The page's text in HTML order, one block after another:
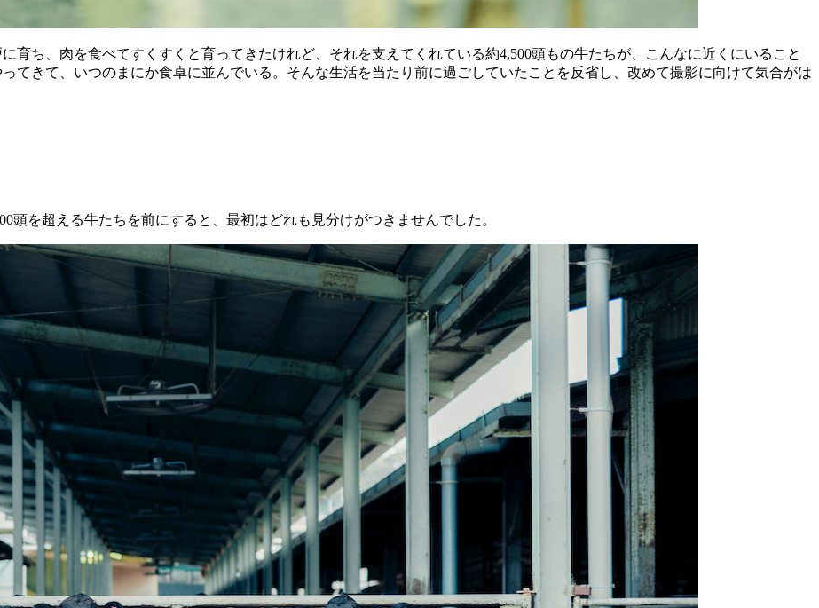
育ち、肉を食べてすくすくと育ってきたけれど、それを支えてくれている約4,500頭もの牛たちが、こんなに近くにいること
てきて、いつのまにか食卓に並んでいる。そんな生活を当たり前に過ごしていたことを反省し、改めて撮影に向けて気合がは
頭を超える牛たちを前にすると、最初はどれも見分けがつきませんでした。